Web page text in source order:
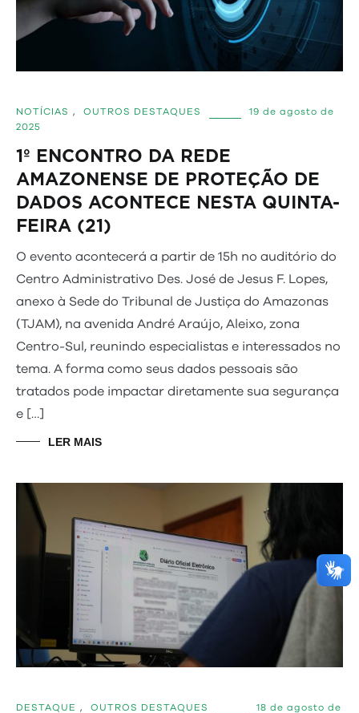
NOTÍCIAS , OUTROS DESTAQUES
19 de agosto de
2025
1º ENCONTRO DA REDE
AMAZONENSE DE PROTEÇÃO DE
DADOS ACONTECE NESTA QUINTA-
FEIRA (21)
O evento acontecerá a partir de 15h no auditório do
Centro Administrativo Des. José de Jesus F. Lopes,
anexo à Sede do Tribunal de Justiça do Amazonas
(TJAM), na avenida André Araújo, Aleixo, zona
Centro-Sul, reunindo especialistas e interessados no
tema. A forma como seus dados pessoais são
tratados pode impactar diretamente sua segurança
e […]
LER MAIS
DESTAQUE , OUTROS DESTAQUES
18 de agosto de